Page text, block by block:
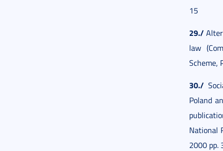
15
29./
law
Scheme,
30./
Poland
National
2000 pp.